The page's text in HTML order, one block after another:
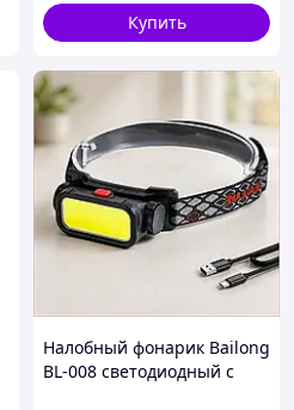
Купить
Налобный фонарик Bailong
BL-008 светодиодный с